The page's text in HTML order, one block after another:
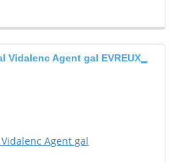
Vidalenc Agent gal EVREUX
Agent gal